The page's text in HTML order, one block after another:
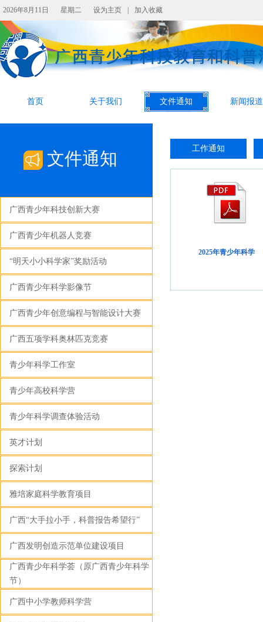
2026年8月11日 星期二 设为主页 加入收藏
首页 关于我们 文件通知 新闻报道
文件通知
广西青少年科技创新大赛
广西青少年机器人竞赛
“明天小小科学家”奖励活动
广西青少年科学影像节
广西青少年创意编程与智能设计大赛
广西五项学科奥林匹克竞赛
青少年科学工作室
青少年高校科学营
青少年科学调查体验活动
英才计划
探索计划
雅培家庭科学教育项目
广西“大手拉小手，科普报告希望行”
广西发明创造示范单位建设项目
广西青少年科学荟（原广西青少年科学
节）
广西中小学教师科学营
工作通知
2025年青少年科学
调查体验活动参与